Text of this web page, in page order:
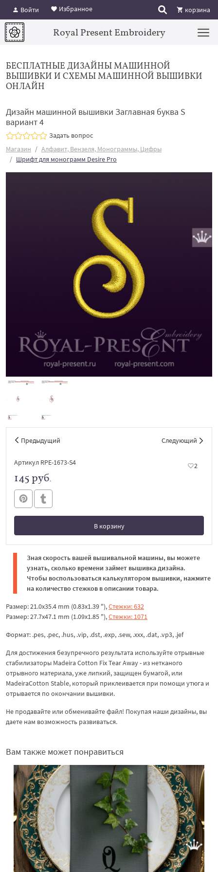
Войти Избранное корзина
Royal Present Embroidery
БЕСПЛАТНЫЕ ДИЗАЙНЫ МАШИННОЙ
ВЫШИВКИ И СХЕМЫ МАШИННОЙ ВЫШИВКИ
ОНЛАЙН
Дизайн машинной вышивки Заглавная буква S
вариант 4
Задать вопрос
Магазин
Алфавит, Вензеля, Монограммы, Цифры
Шрифт для монограмм Desire Pro
Предыдущий Следующий
Артикул RPE-1673-S4 2
145 руб.
В корзину
В корзине
Зная скорость вашей вышивальной машины, вы можете
узнать, сколько времени займет вышивка дизайна.
Чтобы воспользоваться калькулятором вышивки, нажмите
на количество стежков в описании товара.
Размер: 21.0x35.4 mm (0.83x1.39 "),Стежки: 632
Размер: 27.7x47.1 mm (1.09x1.85 "),Стежки: 1071
Формат: .pes, .pec, .hus, .vip, .dst, .exp, .sew, .xxx, .dat, .vp3, .jef
Для достижения безупречного результата используйте отрывные
стабилизаторы Madeira Cotton Fix Tear Away - из нетканого
отрывного материала, уже липкий, защищен бумагой, или
MadeiraCotton Stable, который приклеивается при помощи утюга и
отрывается по окончании вышивки.
Не продавайте или обменивайте файл! Покупая наши дизайны, вы
даете нам возможность развиваться.
Вам также может понравиться